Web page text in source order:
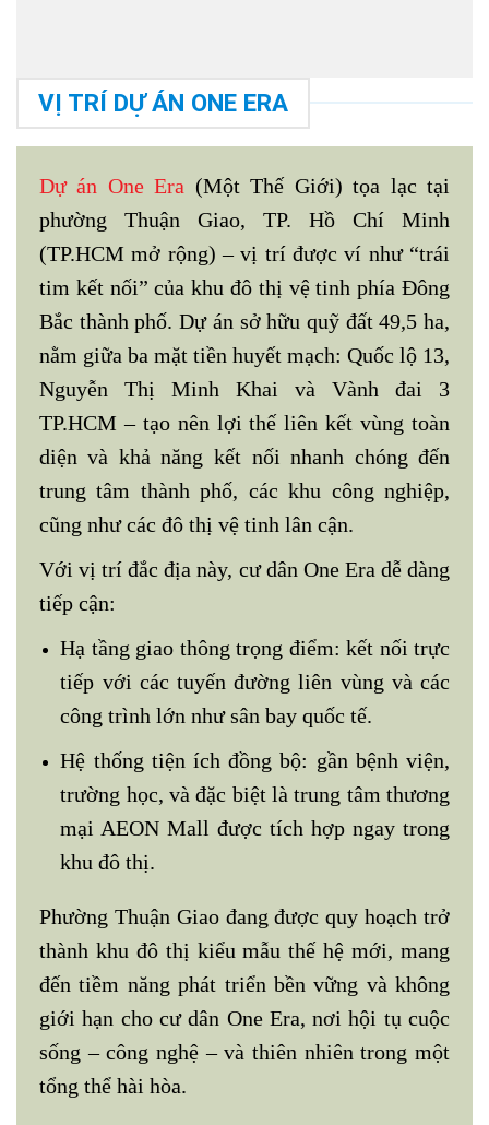
VỊ TRÍ DỰ ÁN ONE ERA
Dự án One Era (Một Thế Giới) tọa lạc tại
phường Thuận Giao, TP. Hồ Chí Minh
(TP.HCM mở rộng) – vị trí được ví như “trái
tim kết nối” của khu đô thị vệ tinh phía Đông
Bắc thành phố. Dự án sở hữu quỹ đất 49,5 ha,
nằm giữa ba mặt tiền huyết mạch: Quốc lộ 13,
Nguyễn Thị Minh Khai và Vành đai 3
TP.HCM – tạo nên lợi thế liên kết vùng toàn
diện và khả năng kết nối nhanh chóng đến
trung tâm thành phố, các khu công nghiệp,
cũng như các đô thị vệ tinh lân cận.
Với vị trí đắc địa này, cư dân One Era dễ dàng
tiếp cận:
Hạ tầng giao thông trọng điểm: kết nối trực
tiếp với các tuyến đường liên vùng và các
công trình lớn như sân bay quốc tế.
Hệ thống tiện ích đồng bộ: gần bệnh viện,
trường học, và đặc biệt là trung tâm thương
mại AEON Mall được tích hợp ngay trong
khu đô thị.
Phường Thuận Giao đang được quy hoạch trở
thành khu đô thị kiểu mẫu thế hệ mới, mang
đến tiềm năng phát triển bền vững và không
giới hạn cho cư dân One Era, nơi hội tụ cuộc
sống – công nghệ – và thiên nhiên trong một
tổng thể hài hòa.